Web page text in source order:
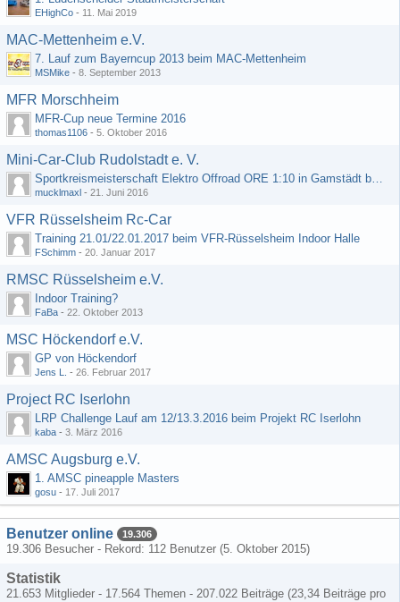
EHighCo - 11. Mai 2019
MAC-Mettenheim e.V.
7. Lauf zum Bayerncup 2013 beim MAC-Mettenheim
MSMike - 8. September 2013
MFR Morschheim
MFR-Cup neue Termine 2016
thomas1106 - 5. Oktober 2016
Mini-Car-Club Rudolstadt e. V.
Sportkreismeisterschaft Elektro Offroad ORE 1:10 in Gamstädt bei Erfurt, Outdoor mit Indoor Ausweichmöglichkeit!!!
mucklmaxl - 21. Juni 2016
VFR Rüsselsheim Rc-Car
Training 21.01/22.01.2017 beim VFR-Rüsselsheim Indoor Halle
FSchimm - 20. Januar 2017
RMSC Rüsselsheim e.V.
Indoor Training?
FaBa - 22. Oktober 2013
MSC Höckendorf e.V.
GP von Höckendorf
Jens L. - 26. Februar 2017
Project RC Iserlohn
LRP Challenge Lauf am 12/13.3.2016 beim Projekt RC Iserlohn
kaba - 3. März 2016
AMSC Augsburg e.V.
1. AMSC pineapple Masters
gosu - 17. Juli 2017
Benutzer online 19.306
19.306 Besucher - Rekord: 112 Benutzer (5. Oktober 2015)
Statistik
21.653 Mitglieder - 17.564 Themen - 207.022 Beiträge (23,34 Beiträge pro